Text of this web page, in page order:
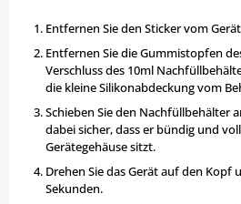
Entfernen Sie den Sticker vom
Entfernen Sie die Gummistopfen
Verschluss des 10ml
die kleine Silikonabdeckung vom
Schieben Sie den Nachfüllbehälter
dabei sicher, dass er bündig und
Gerätegehäuse sitzt.
Drehen Sie das Gerät auf den Kopf
Sekunden.